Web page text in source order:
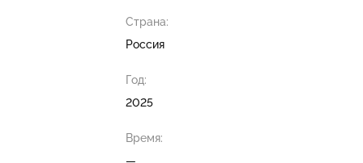
Страна:
Россия
Год:
2025
Время: